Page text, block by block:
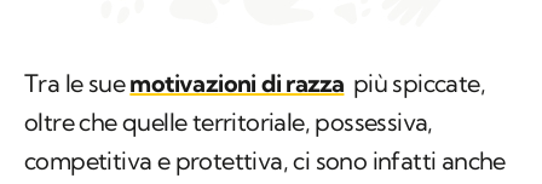
Tra le suemotivazioni di razza più spiccate,
oltre che quelle territoriale, possessiva,
competitiva e protettiva, ci sono infatti anche